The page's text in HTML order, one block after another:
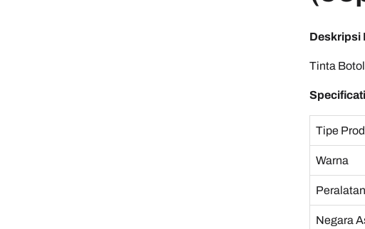
Deskripsi
Tinta
Tipe
Warna
Negara